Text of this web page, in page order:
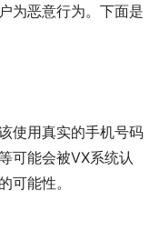
为恶意行为。下面是
使用真实的手机号码
可能会被VX系统认
可能性。